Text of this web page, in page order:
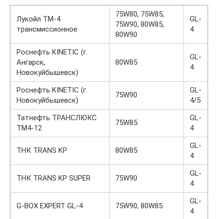
Лукойл ТМ-4
трансмиссионное
75W80, 75W85,
75W90, 80W85,
80W90
GL-
4
Роснефть KINETIC (г.
Ангарск,
Новокуйбышевск)
80W85
GL-
4
Роснефть KINETIC (г.
Новокуйбышевск)
75W90
GL-
4/5
Татнефть ТРАНСЛЮКС
ТМ4-12
75W85
GL-
4
ТНК TRANS KP 80W85
GL-
4
ТНК TRANS KP SUPER 75W90
GL-
4
G-BOX EXPERT GL-4 75W90, 80W85
GL-
4